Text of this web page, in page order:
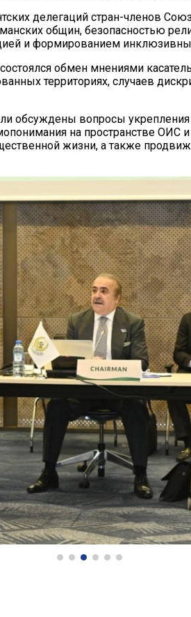
делегаций стран-членов
общин, безопасностью
и формированием
обмен мнениями
территориях, случаев
обсуждены вопросы укрепления
на пространстве ОИС
жизни, а также